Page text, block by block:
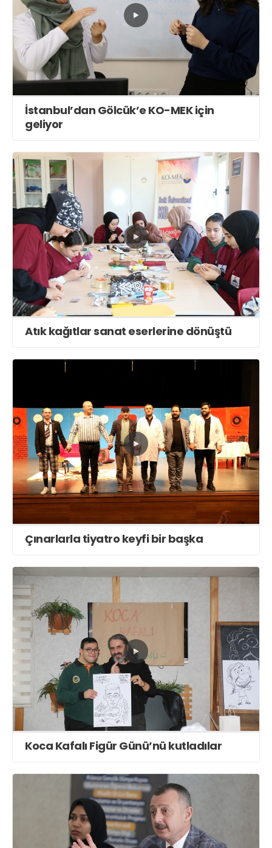
İstanbul’dan Gölcük’e KO-MEK için
geliyor
Atık kağıtlar sanat eserlerine dönüştü
Çınarlarla tiyatro keyfi bir başka
Koca Kafalı Figür Günü’nü kutladılar